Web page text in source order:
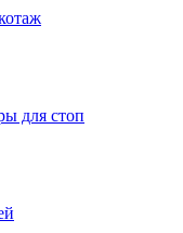
для стоп